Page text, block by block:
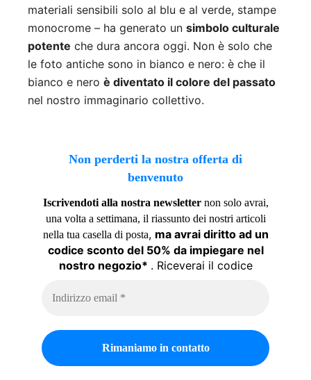
materiali sensibili solo al blu e al verde, stampe
monocrome – ha generato un simbolo culturale
potente che dura ancora oggi. Non è solo che
le foto antiche sono in bianco e nero: è che il
bianco e nero è diventato il colore del passato
nel nostro immaginario collettivo.
Non perderti la nostra offerta di
benvenuto
Iscrivendoti alla nostra newsletternon solo avrai,
una volta a settimana, il riassunto dei nostri articoli
nella tua casella di posta, ma avrai diritto ad un
codice sconto del 50% da impiegare nel
nostro negozio* . Riceverai il codice